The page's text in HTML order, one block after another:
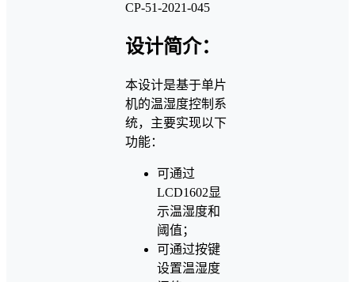
CP-51-2021-045
设计简介：
本设计是基于单片
机的温湿度控制系
统，主要实现以下
功能：
可通过
LCD1602显
示温湿度和
阈值；
可通过按键
设置温湿度